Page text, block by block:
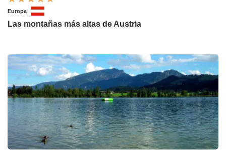
Europa
Las montañas más altas de Austria